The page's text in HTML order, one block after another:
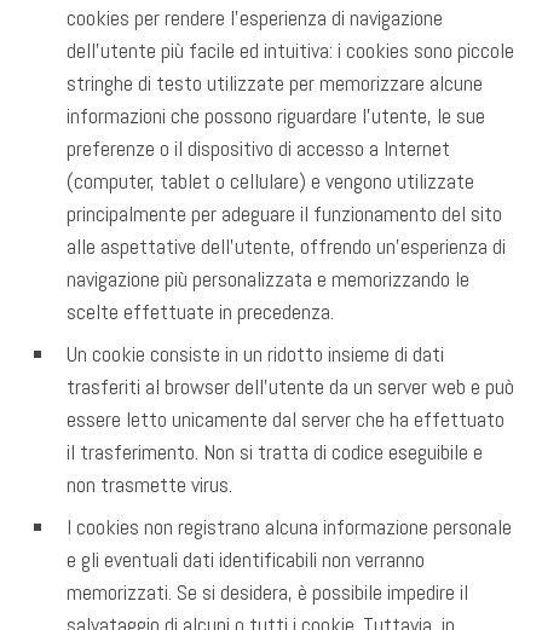
cookies per rendere l’esperienza di navigazione
dell’utente più facile ed intuitiva: i cookies sono piccole
stringhe di testo utilizzate per memorizzare alcune
informazioni che possono riguardare l’utente, le sue
preferenze o il dispositivo di accesso a Internet
(computer, tablet o cellulare) e vengono utilizzate
principalmente per adeguare il funzionamento del sito
alle aspettative dell’utente, offrendo un’esperienza di
navigazione più personalizzata e memorizzando le
scelte effettuate in precedenza.
Un cookie consiste in un ridotto insieme di dati
trasferiti al browser dell’utente da un server web e può
essere letto unicamente dal server che ha effettuato
il trasferimento. Non si tratta di codice eseguibile e
non trasmette virus.
I cookies non registrano alcuna informazione personale
e gli eventuali dati identificabili non verranno
memorizzati. Se si desidera, è possibile impedire il
salvataggio di alcuni o tutti i cookie. Tuttavia, in